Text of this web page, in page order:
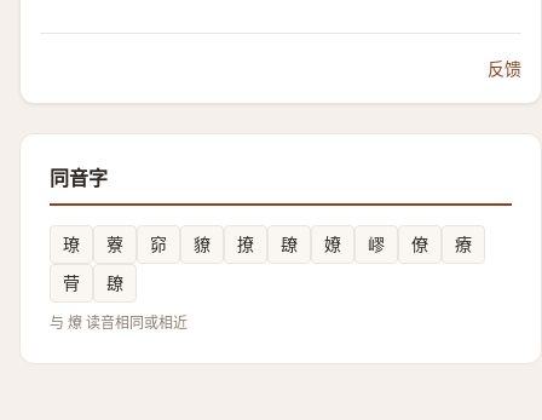
反馈
同音字
璙 藔 窌 䝤 撩 镽 嫽 嵺 僚
療
䒿
镽
与 爎 读音相同或相近